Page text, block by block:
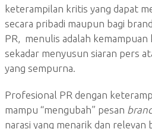
keterampilan kritis yang dapat
secara pribadi maupun bagi
PR, menulis adalah kemampuan
sekadar menyusun siaran pers
yang sempurna.
Profesional PR dengan
mampu “mengubah” pesan
narasi yang menarik dan relevan